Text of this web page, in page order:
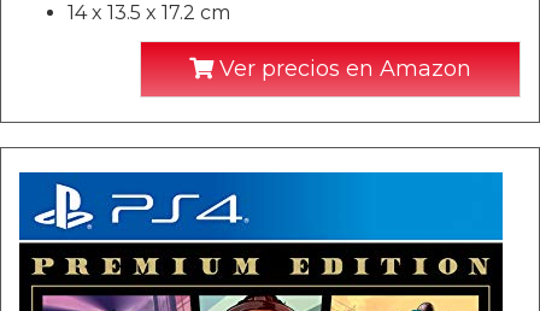
14 x 13.5 x 17.2 cm
Ver precios en Amazon